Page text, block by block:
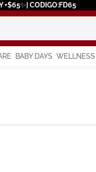
+$65✨| CODIGO:FD65
BABY DAYS WELLNESS